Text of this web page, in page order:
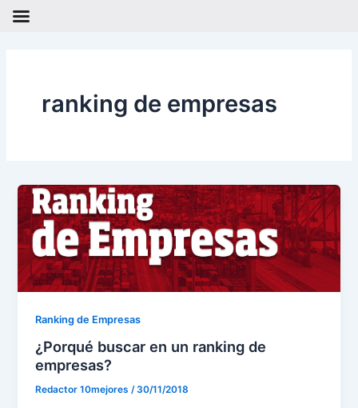
ranking de empresas
Ranking de Empresas
¿Porqué buscar en un ranking de
empresas?
Redactor 10mejores/30/11/2018